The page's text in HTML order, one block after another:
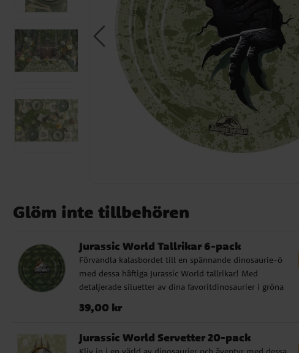
Glöm inte tillbehören
Jurassic World Tallrikar 6-pack
Förvandla kalasbordet till en spännande dinosaurie-ö
med dessa häftiga Jurassic World tallrikar! Med
detaljerade siluetter av dina favoritdinosaurier i gröna
mitten, är dessa tallrikar perfekta för att servera mat
kommer i ett praktiskt 6-pack. De är tillverkade av
Pris :39,00 kr
39,00 kr
Jurassic World Servetter 20-pack